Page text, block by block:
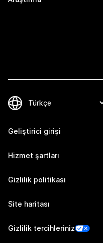
Geliştirici girişi
Hizmet şartları
Gizlilik politikası
Site haritası
Gizlilik tercihleriniz